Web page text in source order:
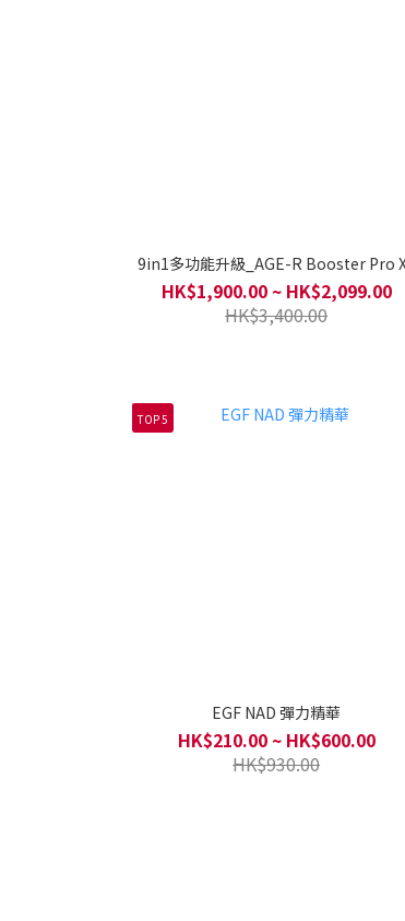
9in1多功能升級_AGE-R Booster Pro
HK$1,900.00 ~ HK$2,099.00
HK$3,400.00
TOP 5
EGF NAD 彈力精華
HK$210.00 ~ HK$600.00
HK$930.00